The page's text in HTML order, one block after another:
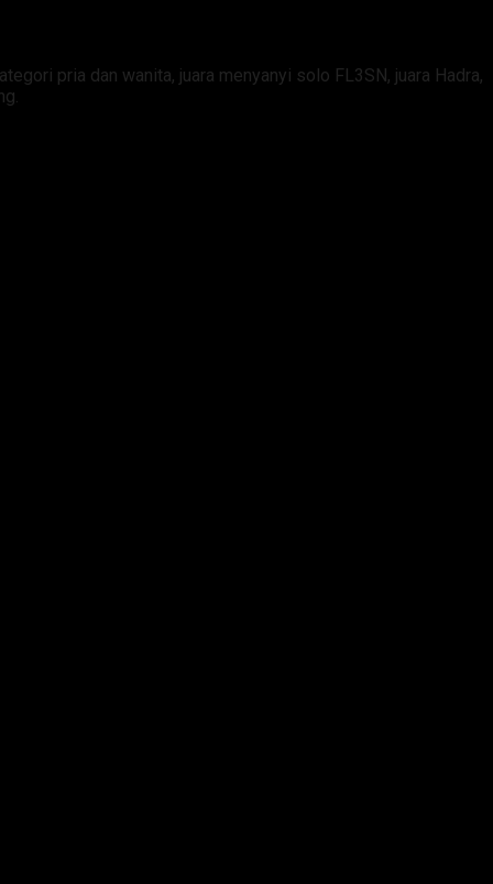
pria dan wanita, juara menyanyi solo FL3SN, juara Hadra,